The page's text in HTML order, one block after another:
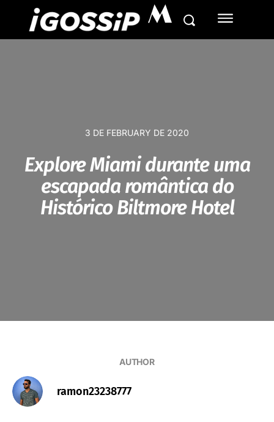
M
3 DE FEBRUARY DE 2020
Explore Miami durante uma
escapada romântica do
Histórico Biltmore Hotel
AUTHOR
ramon23238777